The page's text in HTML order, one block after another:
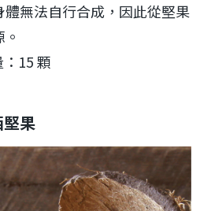
無法自行合成，因此從堅果
15 顆
果